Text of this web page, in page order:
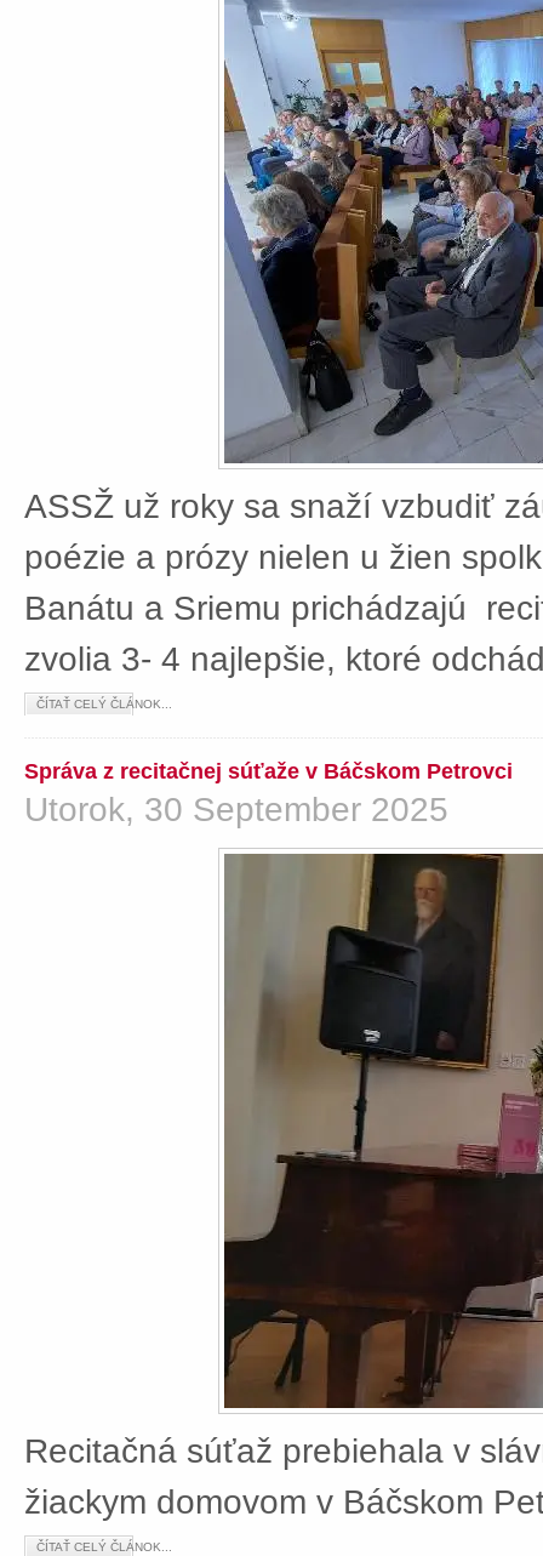
ASSŽ už roky sa snaží vzbudiť
poézie a prózy nielen u žien
Banátu a Sriemu prichádzajú
zvolia 3- 4 najlepšie, ktoré
ČÍTAŤ CELÝ ČLÁNOK...
Správa z recitačnej súťaže v Báčskom Petrovci
Utorok, 30 September 2025
Recitačná súťaž prebiehala v
žiackym domovom v Báčskom
ČÍTAŤ CELÝ ČLÁNOK...